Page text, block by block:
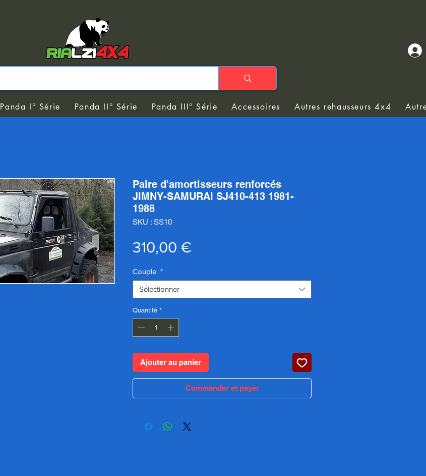
Panda I° Série Panda II° Série Panda III° Série Accessoires Autres rehausseurs 4x4
Paire d'amortisseurs renforcés
JIMNY-SAMURAI SJ410-413 1981-
1988
SKU : SS10
310,00 €
Couple *
Sélectionner
Quantité *
Ajouter au panier
Commander et payer